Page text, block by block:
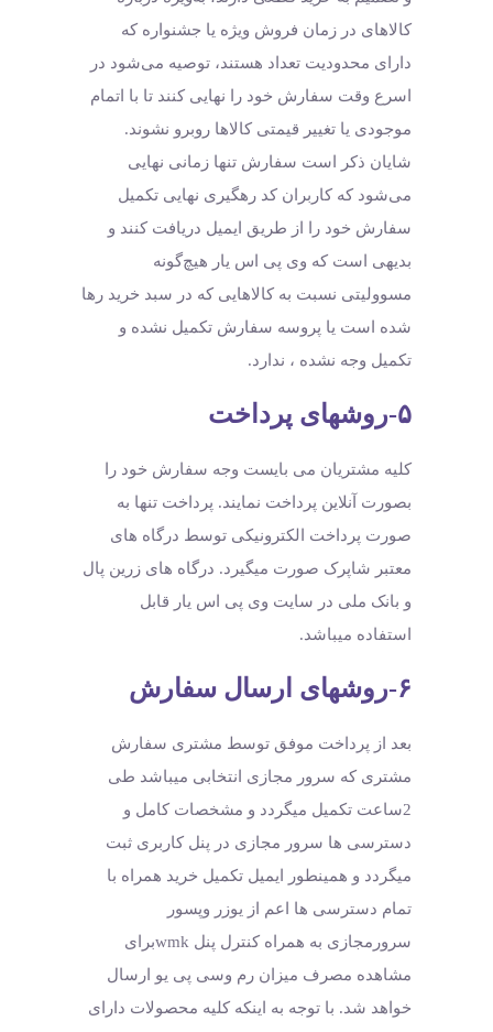
کالاهای در زمان فروش ویژه یا جشنواره که
دارای محدودیت تعداد هستند، توصیه می‌شود در
اسرع وقت سفارش خود را نهایی کنند تا با اتمام
موجودی یا تغییر قیمتی کالاها روبرو نشوند.
شایان ذکر است سفارش تنها زمانی نهایی
می‌شود که کاربران کد رهگیری نهایی تکمیل
سفارش خود را از طریق ایمیل دریافت کنند و
بدیهی است که وی پی اس یار هیچ‌گونه
مسوولیتی نسبت به کالاهایی که در سبد خرید رها
شده است یا پروسه سفارش تکمیل نشده و
تکمیل وجه نشده ، ندارد.
۵-روشهای پرداخت
کلیه مشتریان می بایست وجه سفارش خود را
بصورت آنلاین پرداخت نمایند. پرداخت تنها به
صورت پرداخت الکترونیکی توسط درگاه های
معتبر شاپرک صورت میگیرد. درگاه های زرین پال
و بانک ملی در سایت وی پی اس یار قابل
استفاده میباشد.
۶-روشهای ارسال سفارش
بعد از پرداخت موفق توسط مشتری سفارش
مشتری که سرور مجازی انتخابی میباشد طی
2ساعت تکمیل میگردد و مشخصات کامل و
دسترسی ها سرور مجازی در پنل کاربری ثبت
میگردد و همینطور ایمیل تکمیل خرید همراه با
تمام دسترسی ها اعم از یوزر وپسور
سرورمجازی به همراه کنترل پنل wmkبرای
مشاهده مصرف میزان رم وسی پی یو ارسال
خواهد شد. با توجه به اینکه کلیه محصولات دارای